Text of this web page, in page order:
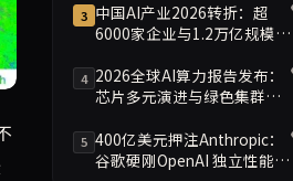
也在加大法律领域布
3 中国AI产业2026转折：超
6000家企业与1.2万亿规模引
4 2026全球AI算力报告发布：
芯片多元演进与绿色集群引
5 400亿美元押注Anthropic：
谷歌硬刚OpenAI 独立性能否